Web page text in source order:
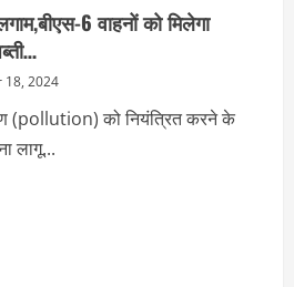
6 वाहनों को मिलेगा
18, 2024
(pollution) को नियंत्रित करने के
लागू...